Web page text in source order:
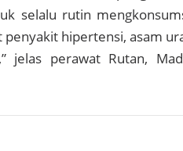
selalu rutin
hipertensi, asam
jelas perawat Rutan,